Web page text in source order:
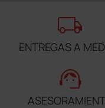
local_shipping
ENTREGAS A
support_agent